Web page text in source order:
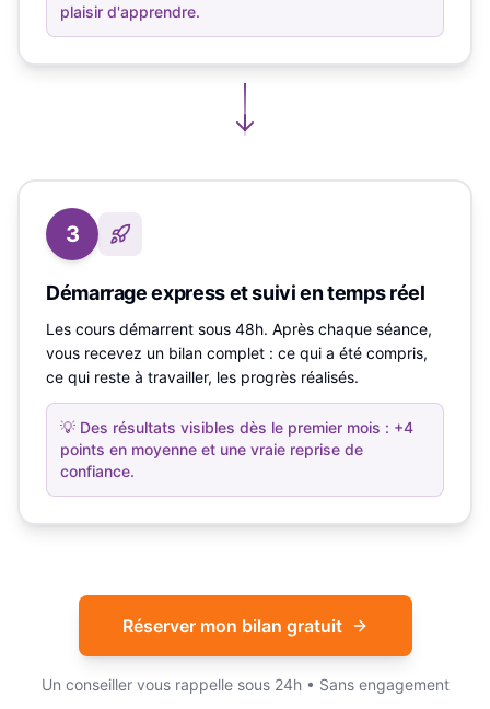
plaisir d'apprendre.
3
Démarrage express et suivi en temps réel
Les cours démarrent sous 48h. Après chaque séance,
vous recevez un bilan complet : ce qui a été compris,
ce qui reste à travailler, les progrès réalisés.
💡 Des résultats visibles dès le premier mois : +4
points en moyenne et une vraie reprise de
confiance.
Réserver mon bilan gratuit
Un conseiller vous rappelle sous 24h • Sans engagement